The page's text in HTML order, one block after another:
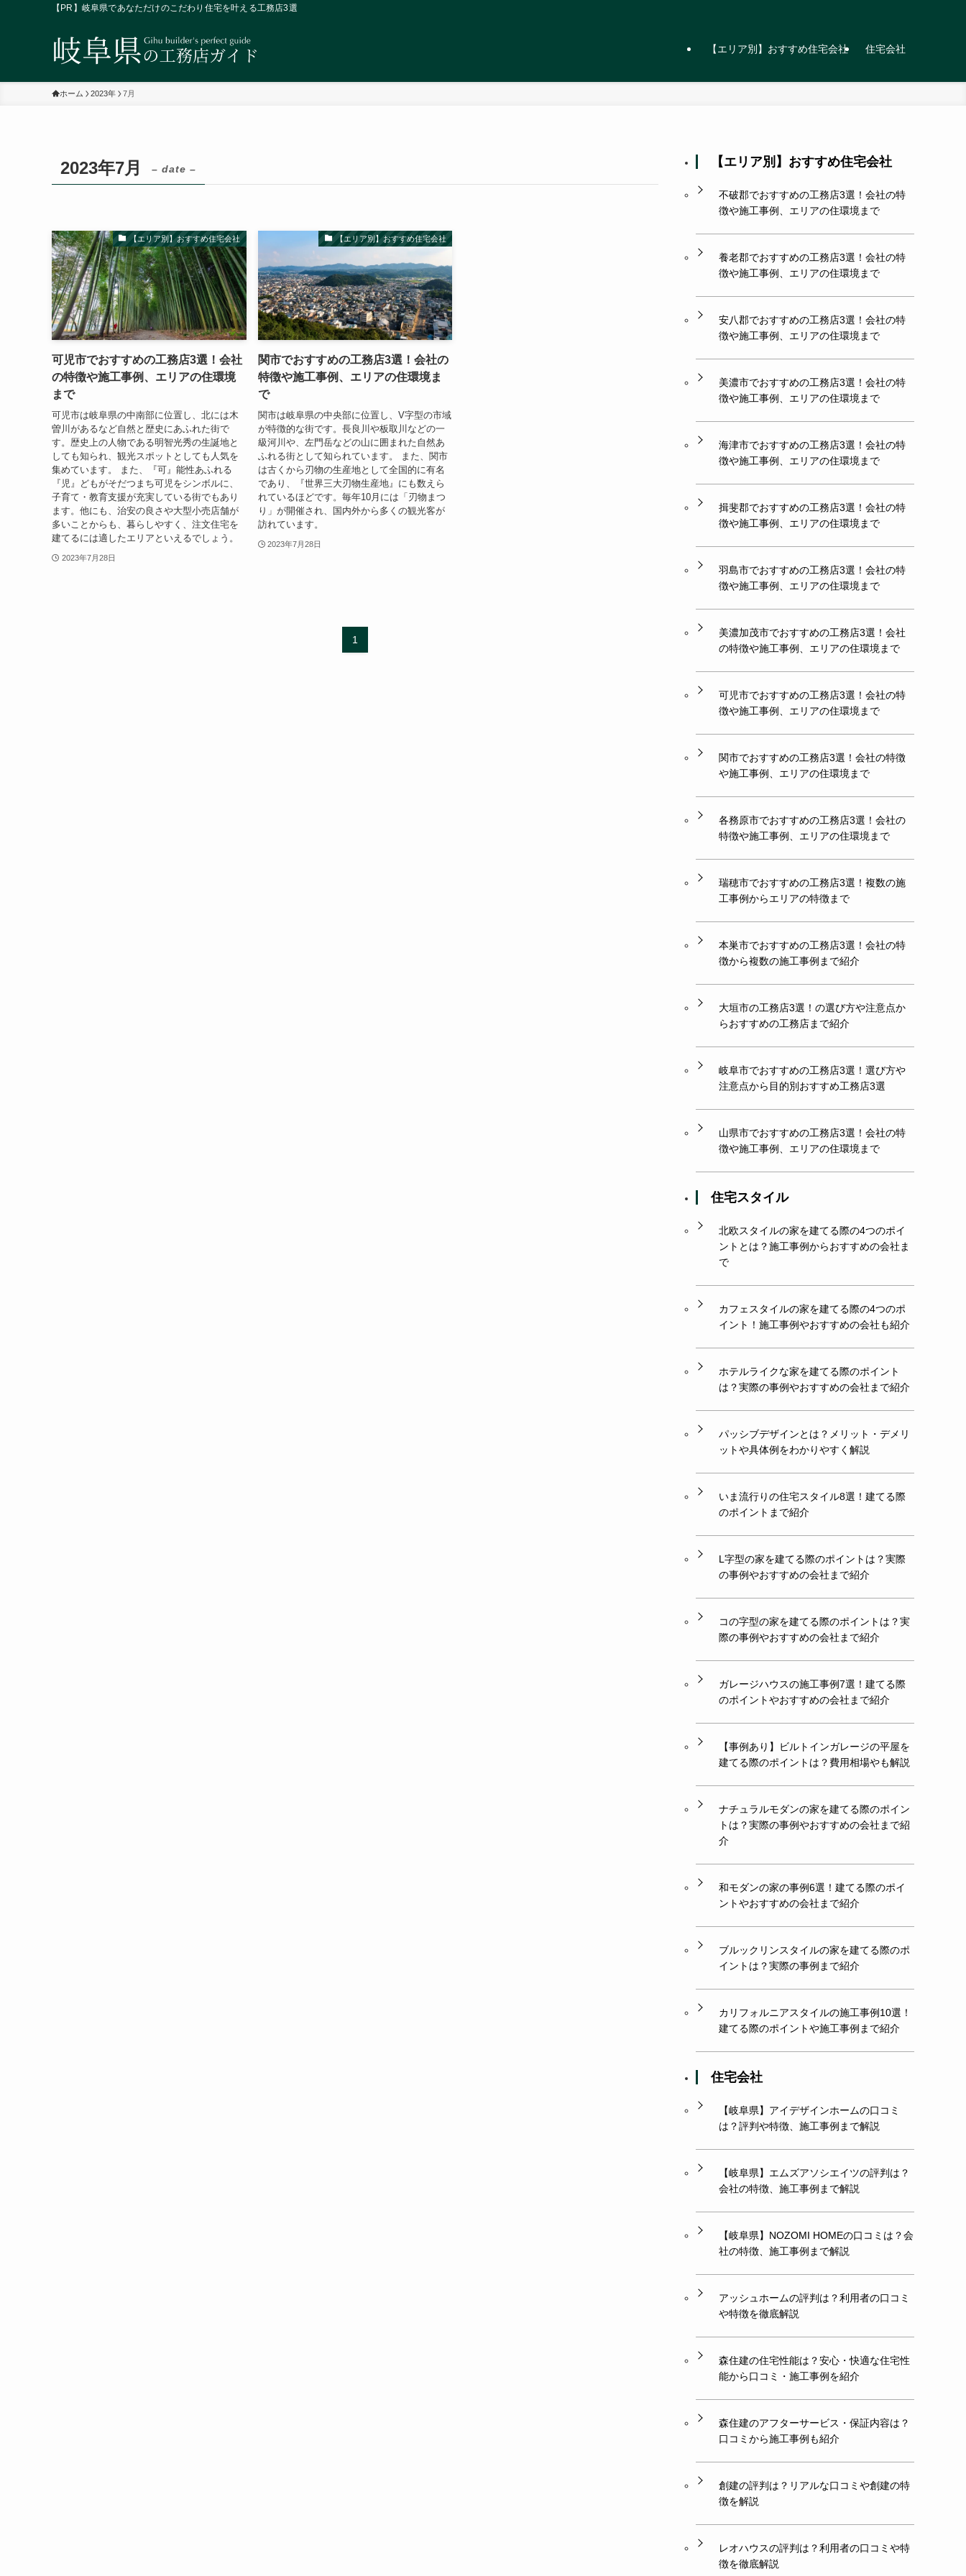
【PR】岐阜県であなただけのこだわり住宅を叶える工務店3選
【エリア別】おすすめ住宅会社 住宅会社
ホーム 2023年 7月
2023年7月 – date –
【エリア別】おすすめ住宅会社
可児市でおすすめの工務店3選！ 会社
の特徴や施工事例、エリアの住環境
まで
可児市は岐阜県の中南部に位置し、北には木
曽川があるなど自然と歴史にあふれた街で
す。歴史上の人物である明智光秀の生誕地と
しても知られ、観光スポットとしても人気を
集めています。 また、『可』能性あふれる
『児』どもがそだつまち可児をシンボルに、
子育て・教育支援が充実している街でもあり
ます。他にも、治安の良さや大型小売店舗が
多いことからも、暮らしやすく、注文住宅を
建てるには適したエリアといえるでしょう。
2023年7月28日
【エリア別】おすすめ住宅会社
関市でおすすめの工務店3選！ 会社の
特徴や施工事例、エリアの住環境ま
で
関市は岐阜県の中央部に位置し、V字型の市域
が特徴的な街です。長良川や板取川などの一
級河川や、左門岳などの山に囲まれた自然あ
ふれる街として知られています。 また、関市
は古くから刃物の生産地として全国的に有名
であり、『世界三大刃物生産地』にも数えら
れているほどです。毎年10月には「刃物まつ
り」が開催され、国内外から多くの観光客が
訪れています。
2023年7月28日
1
【エリア別】おすすめ住宅会社
不破郡でおすすめの工務店3選！会社の特
徴や施工事例、エリアの住環境まで
養老郡でおすすめの工務店3選！会社の特
徴や施工事例、エリアの住環境まで
安八郡でおすすめの工務店3選！会社の特
徴や施工事例、エリアの住環境まで
美濃市でおすすめの工務店3選！会社の特
徴や施工事例、エリアの住環境まで
海津市でおすすめの工務店3選！会社の特
徴や施工事例、エリアの住環境まで
揖斐郡でおすすめの工務店3選！会社の特
徴や施工事例、エリアの住環境まで
羽島市でおすすめの工務店3選！会社の特
徴や施工事例、エリアの住環境まで
美濃加茂市でおすすめの工務店3選！会社
の特徴や施工事例、エリアの住環境まで
可児市でおすすめの工務店3選！会社の特
徴や施工事例、エリアの住環境まで
関市でおすすめの工務店3選！会社の特徴
や施工事例、エリアの住環境まで
各務原市でおすすめの工務店3選！会社の
特徴や施工事例、エリアの住環境まで
瑞穂市でおすすめの工務店3選！複数の施
工事例からエリアの特徴まで
本巣市でおすすめの工務店3選！会社の特
徴から複数の施工事例まで紹介
大垣市の工務店3選！の選び方や注意点か
らおすすめの工務店まで紹介
岐阜市でおすすめの工務店3選！選び方や
注意点から目的別おすすめ工務店3選
山県市でおすすめの工務店3選！会社の特
徴や施工事例、エリアの住環境まで
住宅スタイル
北欧スタイルの家を建てる際の4つのポイ
ントとは？施工事例からおすすめの会社ま
で
カフェスタイルの家を建てる際の4つのポ
イント！施工事例やおすすめの会社も紹介
ホテルライクな家を建てる際のポイント
は？実際の事例やおすすめの会社まで紹介
パッシブデザインとは？メリット・デメリ
ットや具体例をわかりやすく解説
いま流行りの住宅スタイル8選！建てる際
のポイントまで紹介
L字型の家を建てる際のポイントは？実際
の事例やおすすめの会社まで紹介
コの字型の家を建てる際のポイントは？実
際の事例やおすすめの会社まで紹介
ガレージハウスの施工事例7選！建てる際
のポイントやおすすめの会社まで紹介
【事例あり】ビルトインガレージの平屋を
建てる際のポイントは？費用相場やも解説
ナチュラルモダンの家を建てる際のポイン
トは？実際の事例やおすすめの会社まで紹
介
和モダンの家の事例6選！建てる際のポイ
ントやおすすめの会社まで紹介
ブルックリンスタイルの家を建てる際のポ
イントは？実際の事例まで紹介
カリフォルニアスタイルの施工事例10選！
建てる際のポイントや施工事例まで紹介
住宅会社
【岐阜県】アイデザインホームの口コミ
は？評判や特徴、施工事例まで解説
【岐阜県】エムズアソシエイツの評判は？
会社の特徴、施工事例まで解説
【岐阜県】NOZOMI HOMEの口コミは？会
社の特徴、施工事例まで解説
アッシュホームの評判は？利用者の口コミ
や特徴を徹底解説
森住建の住宅性能は？安心・快適な住宅性
能から口コミ・施工事例を紹介
森住建のアフターサービス・保証内容は？
口コミから施工事例も紹介
創建の評判は？リアルな口コミや創建の特
徴を解説
レオハウスの評判は？利用者の口コミや特
徴を徹底解説